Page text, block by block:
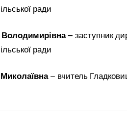
ради
– заступник
ради
– вчитель